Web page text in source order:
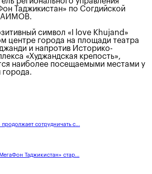
Таджикистан» по Согдийской
символ «I love Khujand»
центре города на площади театра
и напротив Историко-
«Худжандская крепость»,
наиболее посещаемыми местами у
города.
сотрудничать с...
Таджикистан» стар...